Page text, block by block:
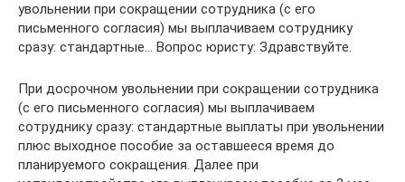
увольнении при сокращении сотрудника (с его
письменного согласия) мы выплачиваем сотруднику
сразу: стандартные… Вопрос юристу: Здравствуйте.
При досрочном увольнении при сокращении сотрудника
(с его письменного согласия) мы выплачиваем
сотруднику сразу: стандартные выплаты при увольнении
плюс выходное пособие за оставшееся время до
планируемого сокращения. Далее при